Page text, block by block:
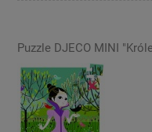
Puzzle DJECO MINI